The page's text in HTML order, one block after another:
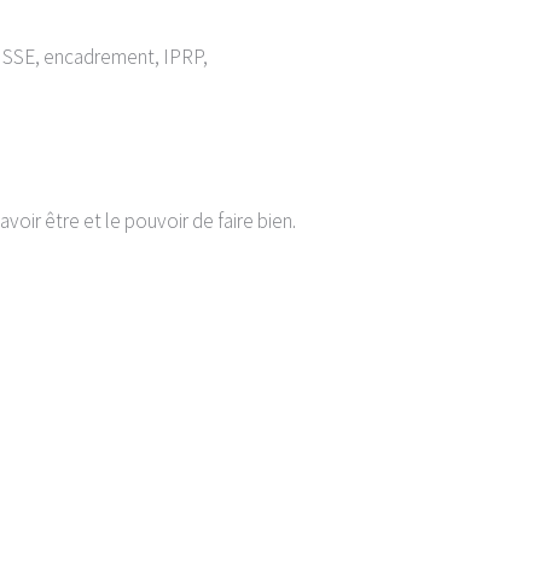
encadrement, IPRP,
être et le pouvoir de faire bien.